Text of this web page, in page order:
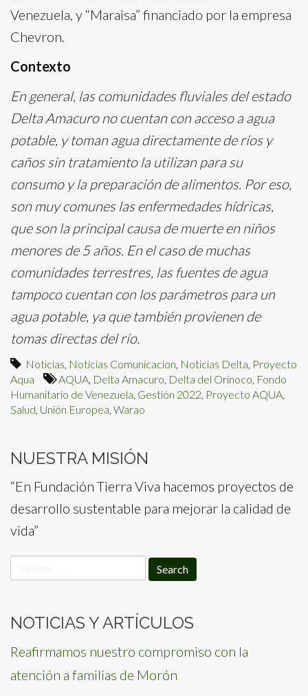
Venezuela, y “Maraisa” financiado por la empresa
Chevron.
Contexto
En general, las comunidades fluviales del estado
Delta Amacuro no cuentan con acceso a agua
potable, y toman agua directamente de ríos y
caños sin tratamiento la utilizan para su
consumo y la preparación de alimentos. Por eso,
son muy comunes las enfermedades hídricas,
que son la principal causa de muerte en niños
menores de 5 años. En el caso de muchas
comunidades terrestres, las fuentes de agua
tampoco cuentan con los parámetros para un
agua potable, ya que también provienen de
tomas directas del río.
Noticias, Noticias Comunicacion, Noticias Delta, Proyecto
Aqua
AQUA, Delta Amacuro, Delta del Orinoco, Fondo
Humanitario de Venezuela, Gestión 2022, Proyecto AQUA,
Salud, Unión Europea, Warao
NUESTRA MISIÓN
“En Fundación Tierra Viva hacemos proyectos de
desarrollo sustentable para mejorar la calidad de
vida”
for:
NOTICIAS Y ARTÍCULOS
Reafirmamos nuestro compromiso con la
atención a familias de Morón